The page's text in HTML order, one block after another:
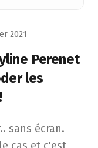
2021
Perenet
les
écran. Cela
sans écran.